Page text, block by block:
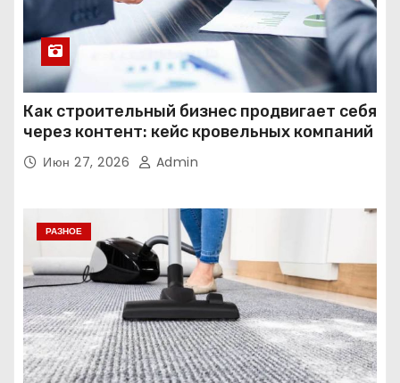
Как строительный бизнес продвигает себя
через контент: кейс кровельных компаний
Июн 27, 2026 Admin
РАЗНОЕ